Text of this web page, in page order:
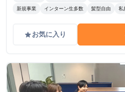
新規事業 インターン生多数 髪型自由 私
gradeお気に入り